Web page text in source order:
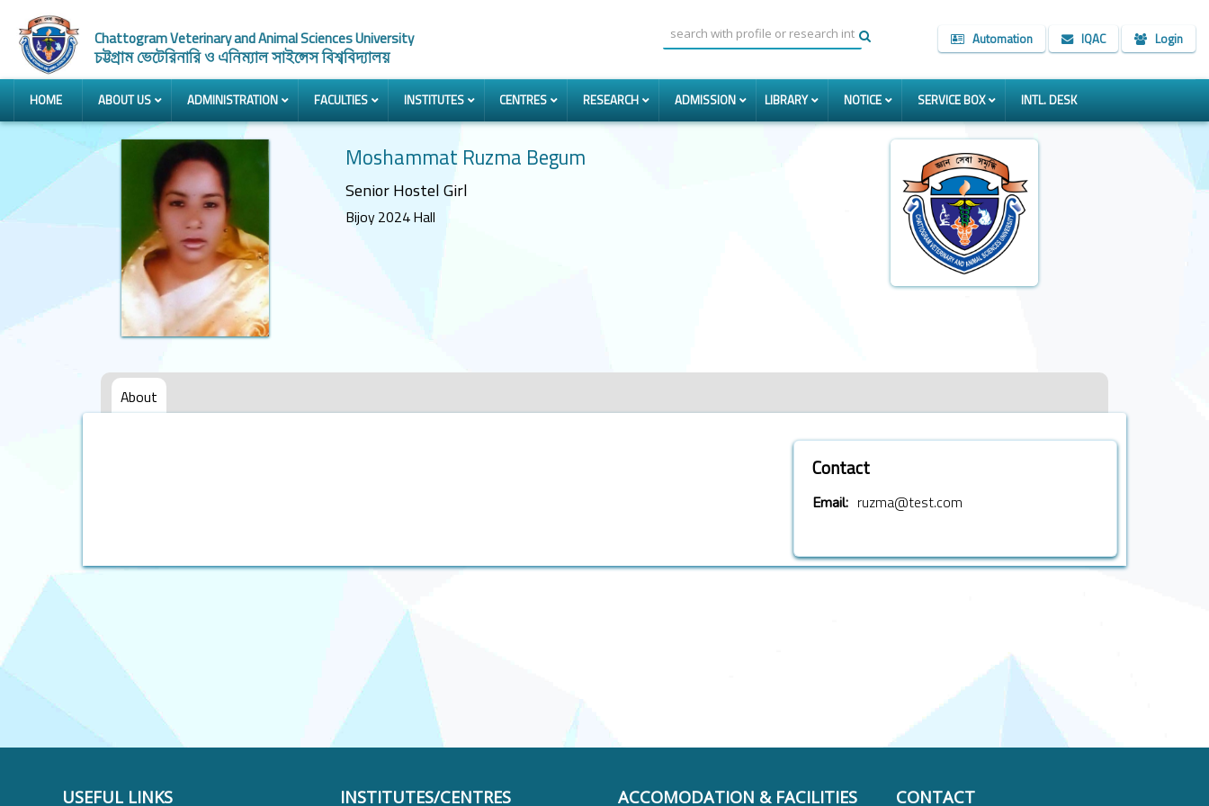
Chattogram Veterinary and Animal Sciences University
চট্টগ্রাম ভেটেরিনারি ও এনিম্যাল সাইন্সেস বিশ্ববিদ্যালয়
Automation IQAC Login
HOME ABOUT US ADMINISTRATION FACULTIES INSTITUTES CENTRES RESEARCH ADMISSION LIBRARY NOTICE SERVICE BOX INTL. DESK
Moshammat Ruzma Begum
Senior Hostel Girl
Bijoy 2024 Hall
About
Contact
Email: ruzma@test.com
USEFUL LINKS INSTITUTES/CENTRES ACCOMODATION & FACILITIES CONTACT